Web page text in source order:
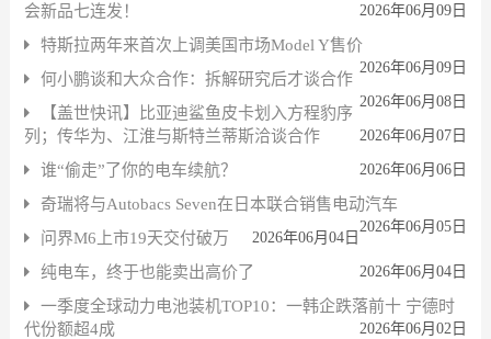
会新品七连发！
2026年06月09日
特斯拉两年来首次上调美国市场Model Y售价
2026年06月09日
何小鹏谈和大众合作：拆解研究后才谈合作
2026年06月08日
【盖世快讯】比亚迪鲨鱼皮卡划入方程豹序
列；传华为、江淮与斯特兰蒂斯洽谈合作
2026年06月07日
谁“偷走”了你的电车续航？ 2026年06月06日
奇瑞将与Autobacs Seven在日本联合销售电动汽车
2026年06月05日
问界M6上市19天交付破万 2026年06月04日
纯电车，终于也能卖出高价了 2026年06月04日
一季度全球动力电池装机TOP10：一韩企跌落前十 宁德时
代份额超4成
2026年06月02日